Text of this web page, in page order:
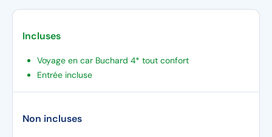
Incluses
Voyage en car Buchard 4* tout confort
Entrée incluse
Non incluses